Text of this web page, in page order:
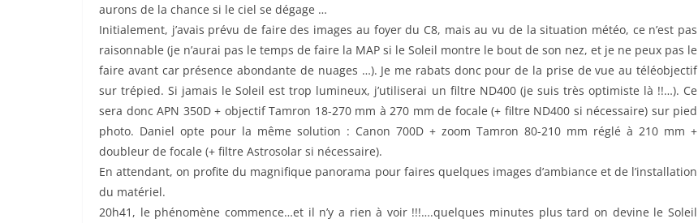
aurons de la chance si le ciel se dégage …
Initialement, j’avais prévu de faire des images au foyer du C8, mais au vu de la situation météo, ce n’est pas
raisonnable (je n’aurai pas le temps de faire la MAP si le Soleil montre le bout de son nez, et je ne peux pas le
faire avant car présence abondante de nuages …). Je me rabats donc pour de la prise de vue au téléobjectif
sur trépied. Si jamais le Soleil est trop lumineux, j’utiliserai un filtre ND400 (je suis très optimiste là !!…). Ce
sera donc APN 350D + objectif Tamron 18-270 mm à 270 mm de focale (+ filtre ND400 si nécessaire) sur pied
photo. Daniel opte pour la même solution : Canon 700D + zoom Tamron 80-210 mm réglé à 210 mm +
doubleur de focale (+ filtre Astrosolar si nécessaire).
En attendant, on profite du magnifique panorama pour faires quelques images d’ambiance et de l’installation
du matériel.
20h41, le phénomène commence…et il n’y a rien à voir !!!….quelques minutes plus tard on devine le Soleil